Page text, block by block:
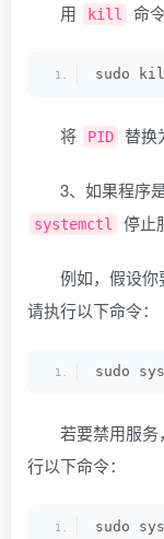
用 kill 命
sudo
将 PID 替换
3、如果程序
systemctl 停止
例如，假设你
请执行以下命令：
sudo
若要禁用服务
行以下命令：
sudo